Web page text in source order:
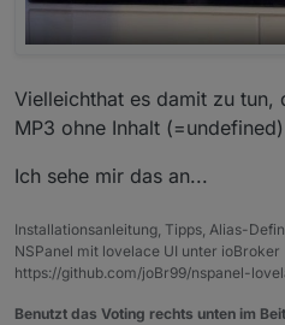
Vielleichthat es damit zu tun,
MP3 ohne Inhalt
Ich sehe mir das an...
Installationsanleitung, Tipps, Alias-
NSPanel mit lovelace UI unter ioBroker
https://github.com/joBr99/nspanel-
Benutzt das Voting rechts unten im